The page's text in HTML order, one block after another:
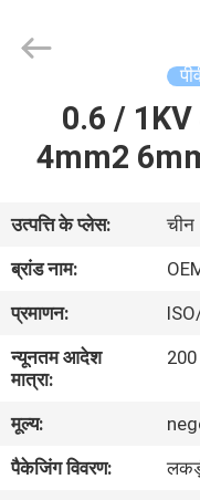
हमारे
बारे
कारखाना
भ्रमण
Management
Services
0.6 / 1KV
4mm2
उत्पत्ति के प्लेस:
चीन
ब्रांड नाम:
प्रमाणन:
न्यूनतम आदेश
मात्रा:
200
मूल्य:
पैकेजिंग विवरण: